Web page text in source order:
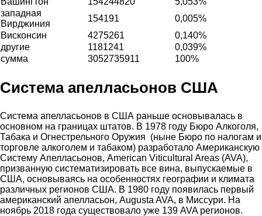
западная
Вирджиния
154191
0,005%
Висконсин
4275261
0,140%
другие
1181241
0,039%
сумма
3052735911 100%
Система апелласьонов США
Система апелласьонов в США раньше основывалась в
основном на границах штатов. В 1978 году Бюро Алкоголя,
Табака и Огнестрельного Оружия (ныне Бюро по налогам и
торговле алкоголем и табаком) разработало Американскую
Систему Апелласьонов, American Viticultural Areas (AVA),
призванную систематизировать все вина, выпускаемые в
США, основываясь на особенностях географии и климата
различных регионов США. В 1980 году появилась первый
американский апелласьон, Augusta AVA, в Миссури. На
ноябрь 2018 года существовало уже 139 AVA регионов.